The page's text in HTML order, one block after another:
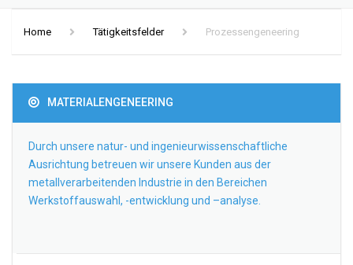
Home Tätigkeitsfelder Prozessengeneering
MATERIALENGENEERING
Durch unsere natur- und ingenieurwissenschaftliche
Ausrichtung betreuen wir unsere Kunden aus der
metallverarbeitenden Industrie in den Bereichen
Werkstoffauswahl, -entwicklung und –analyse.